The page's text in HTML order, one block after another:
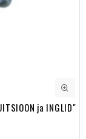
ja INGLID"